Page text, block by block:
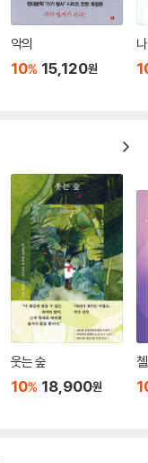
악의
10% 15,120원
웃는 숲
10% 18,900원